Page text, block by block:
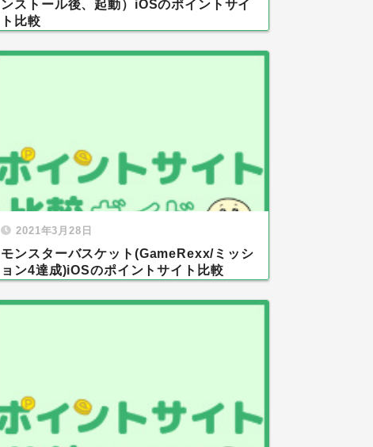
ンストール後、起動）iOSのポイントサイ
ト比較
2021年3月28日
モンスターバスケット(GameRexx/ミッシ
ョン4達成)iOSのポイントサイト比較